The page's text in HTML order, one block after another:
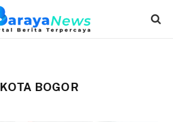
KOTA BOGOR